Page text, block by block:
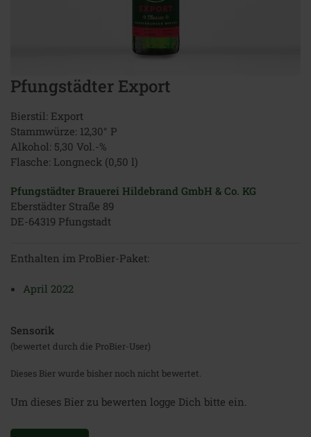
Pfungstädter Export
Bierstil: Export
Stammwürze: 12,30° P
Alkohol: 5,30 Vol.-%
Flasche: Longneck (0,50 l)
Pfungstädter Brauerei Hildebrand GmbH & Co. KG
Eberstädter Straße 89
DE-64319 Pfungstadt
Enthalten im ProBier-Paket:
April 2022
Sensorik
(bewertet durch die ProBier-User)
Dieses Bier wurde bisher noch nicht bewertet.
Um dieses Bier zu bewerten logge Dich bitte ein.